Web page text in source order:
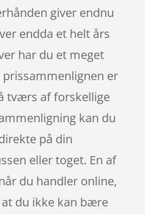
giver endnu
endda et helt års
har du et meget
er
tværs af forskellige
kan du
på din
eller toget. En af
du handler online,
du ikke kan bære